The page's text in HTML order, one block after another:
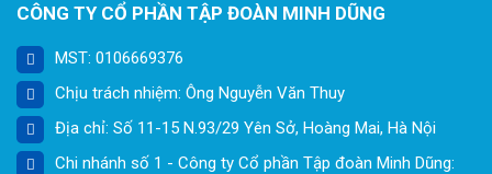
CÔNG TY CỔ PHẦN TẬP ĐOÀN MINH DŨNG
MST: 0106669376
Chịu trách nhiệm: Ông Nguyễn Văn Thuy
Địa chỉ: Số 11-15 N.93/29 Yên Sở, Hoàng Mai, Hà Nội
Chi nhánh số 1 - Công ty Cổ phần Tập đoàn Minh Dũng: